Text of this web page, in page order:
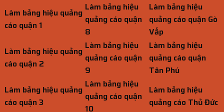
Làm bảng hiệu quảng
cáo quận 1
Làm bảng hiệu
quảng cáo quận
8
Làm bảng hiệu
quảng cáo quận Gò
Vấp
Làm bảng hiệu quảng
cáo quận 2
Làm bảng hiệu
quảng cáo quận
9
Làm bảng hiệu
quảng cáo quận
Tân Phú
Làm bảng hiệu quảng
cáo quận 3
Làm bảng hiệu
quảng cáo quận
10
Làm bảng hiệu
quảng cáo Thủ Đức